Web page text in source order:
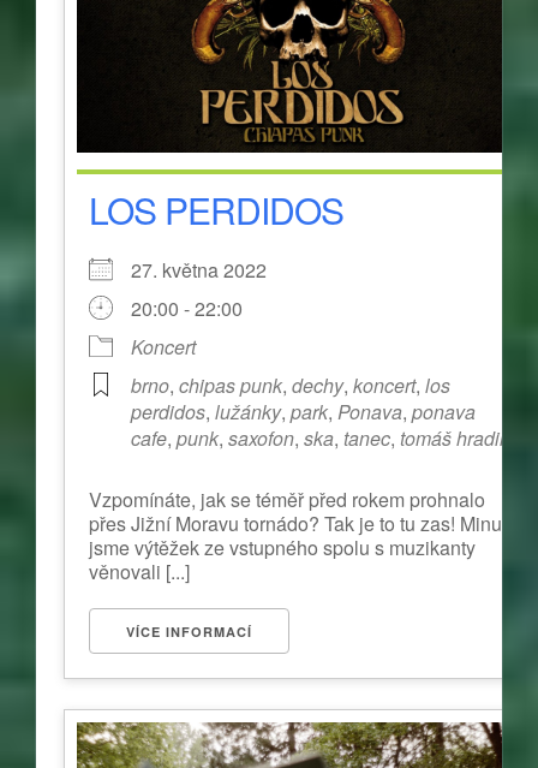
LOS PERDIDOS
27. května 2022
20:00 - 22:00
Koncert
brno,chipas punk,dechy,koncert,los
perdidos,lužánky,park,Ponava,ponava
cafe,punk,saxofon,ska, tanec, tomáš hradil
Vzpomínáte, jak se téměř před rokem prohnalo
přes Jižní Moravu tornádo? Tak je to tu zas! Minule
jsme výtěžek ze vstupného spolu s muzikanty
věnovali [...]
VÍCE INFORMACÍ